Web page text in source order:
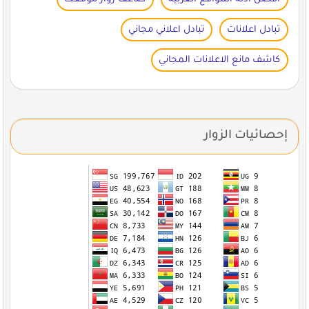
تبادل اعلانات تبادل اعلاني مجاني
كاشف مانع الاعلانات المجاني
إحصائيات الزوار